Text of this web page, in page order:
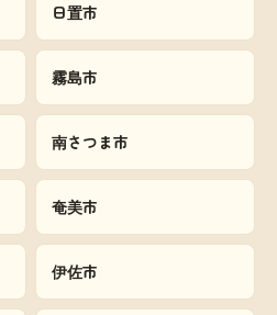
日置市
霧島市
南さつま市
奄美市
伊佐市